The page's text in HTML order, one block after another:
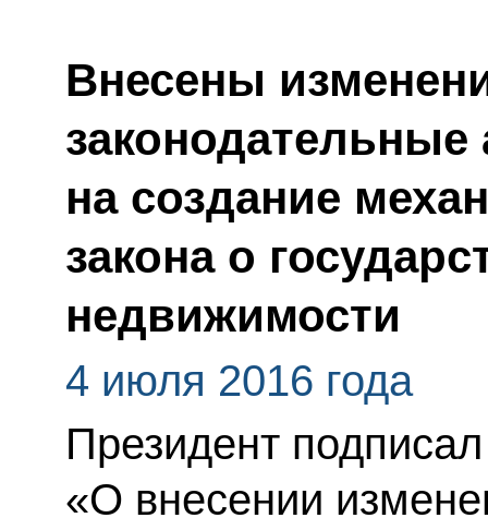
Внесены
на создание
закона о
недвижимости
4 июля 2016 года
Президент
«О внесении